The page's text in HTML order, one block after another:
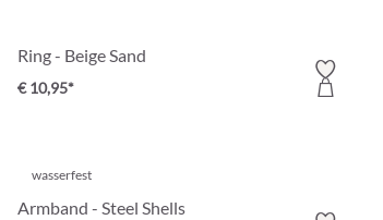
Ring - Beige Sand
€ 10,95*
wasserfest
Armband - Steel Shells